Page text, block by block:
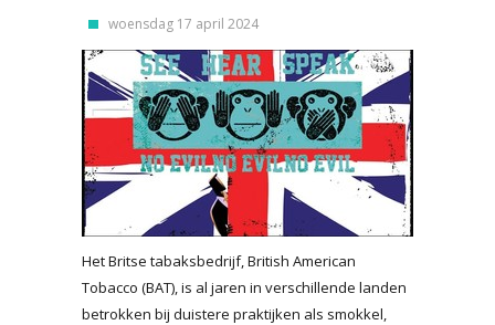
woensdag 17 april 2024
Het Britse tabaksbedrijf, British American
Tobacco (BAT), is al jaren in verschillende landen
betrokken bij duistere praktijken als smokkel,